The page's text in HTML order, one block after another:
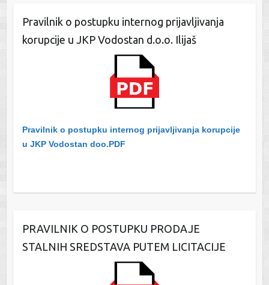
Pravilnik o postupku internog prijavljivanja
korupcije u JKP Vodostan d.o.o. Ilijaš
Pravilnik o postupku internog prijavljivanja korupcije
u JKP Vodostan doo.PDF
PRAVILNIK O POSTUPKU PRODAJE
STALNIH SREDSTAVA PUTEM LICITACIJE